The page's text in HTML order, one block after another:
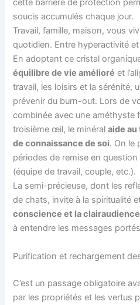
cette barrière de protection
soucis accumulés chaque jour.
Travail, famille, maison, vous
quotidien. Entre hyperactivité
En adoptant ce cristal
équilibre de vie amélioré et
travail, les loisirs et la sérénité,
prévenir du burn-out. Lors de
combinée avec une améthyste
troisième œil, le minéralaide
de connaissance de soi. On le
périodes de remise en
(équipe de travail, couple, etc.).
La semi-précieuse, dont les
de chats, invite à la spiritualité
conscience et la clairaudience
à entendre les messages
Purification et rechargement
C’est un passage obligatoire
par les propriétés et les vertus